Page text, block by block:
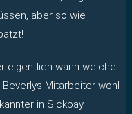
aber so wie
eigentlich wann welche
Mitarbeiter wohl
in Sickbay